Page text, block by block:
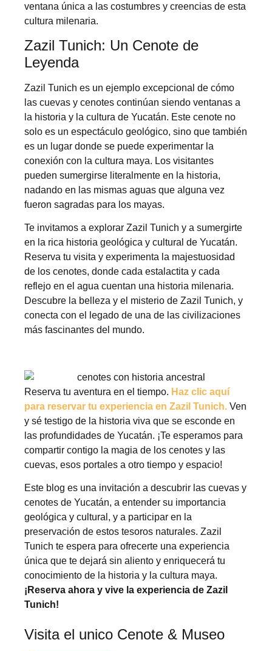
ventana única a las costumbres y creencias de esta
cultura milenaria.
Zazil Tunich: Un Cenote de
Leyenda
Zazil Tunich es un ejemplo excepcional de cómo
las cuevas y cenotes continúan siendo ventanas a
la historia y la cultura de Yucatán. Este cenote no
solo es un espectáculo geológico, sino que también
es un lugar donde se puede experimentar la
conexión con la cultura maya. Los visitantes
pueden sumergirse literalmente en la historia,
nadando en las mismas aguas que alguna vez
fueron sagradas para los mayas.
Te invitamos a explorar Zazil Tunich y a sumergirte
en la rica historia geológica y cultural de Yucatán.
Reserva tu visita y experimenta la majestuosidad
de los cenotes, donde cada estalactita y cada
reflejo en el agua cuentan una historia milenaria.
Descubre la belleza y el misterio de Zazil Tunich, y
conecta con el legado de una de las civilizaciones
más fascinantes del mundo.
Reserva tu aventura en el tiempo. Haz clic aquí
para reservar tu experiencia en Zazil Tunich. Ven
y sé testigo de la historia viva que se esconde en
las profundidades de Yucatán. ¡Te esperamos para
compartir contigo la magia de los cenotes y las
cuevas, esos portales a otro tiempo y espacio!
Este blog es una invitación a descubrir las cuevas y
cenotes de Yucatán, a entender su importancia
geológica y cultural, y a participar en la
preservación de estos tesoros naturales. Zazil
Tunich te espera para ofrecerte una experiencia
única que te dejará sin aliento y enriquecerá tu
conocimiento de la historia y la cultura maya.
¡Reserva ahora y vive la experiencia de Zazil
Tunich!
Visita el unico Cenote & Museo